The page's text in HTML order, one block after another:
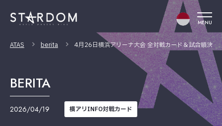
MENU
ATAS berita 4月26日横浜アリーナ大会 全対戦カード＆試合順決定
BERITA
2026/04/19 横アリINFO対戦カード